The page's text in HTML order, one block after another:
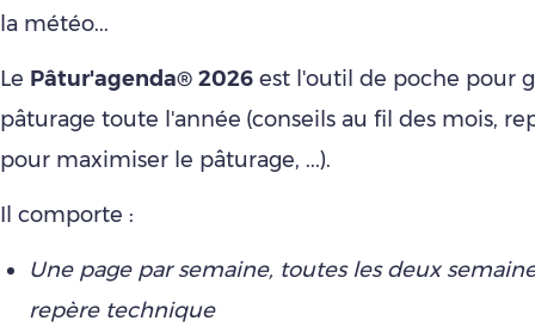
la météo...
Le Pâtur'agenda® 2026 est l'outil de poche pour
pâturage toute l'année (conseils au fil des mois,
pour maximiser le pâturage, ...).
Il comporte :
Une page par semaine, toutes les deux
repère technique